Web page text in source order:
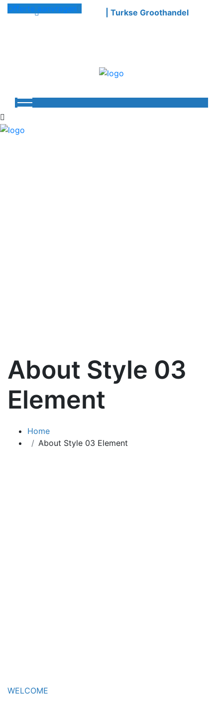
Welkom bij Azimli | Turkse Groothandel
Offerte aanvragen
About Style 03
Element
Home
About Style 03 Element
WELCOME